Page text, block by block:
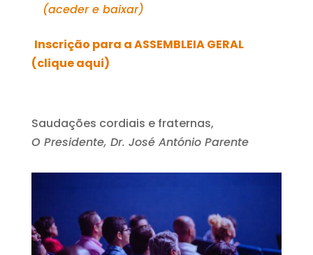
(aceder e baixar)
Inscrição para a ASSEMBLEIA GERAL
(clique aqui)
Saudações cordiais e fraternas,
O Presidente, Dr. José António Parente